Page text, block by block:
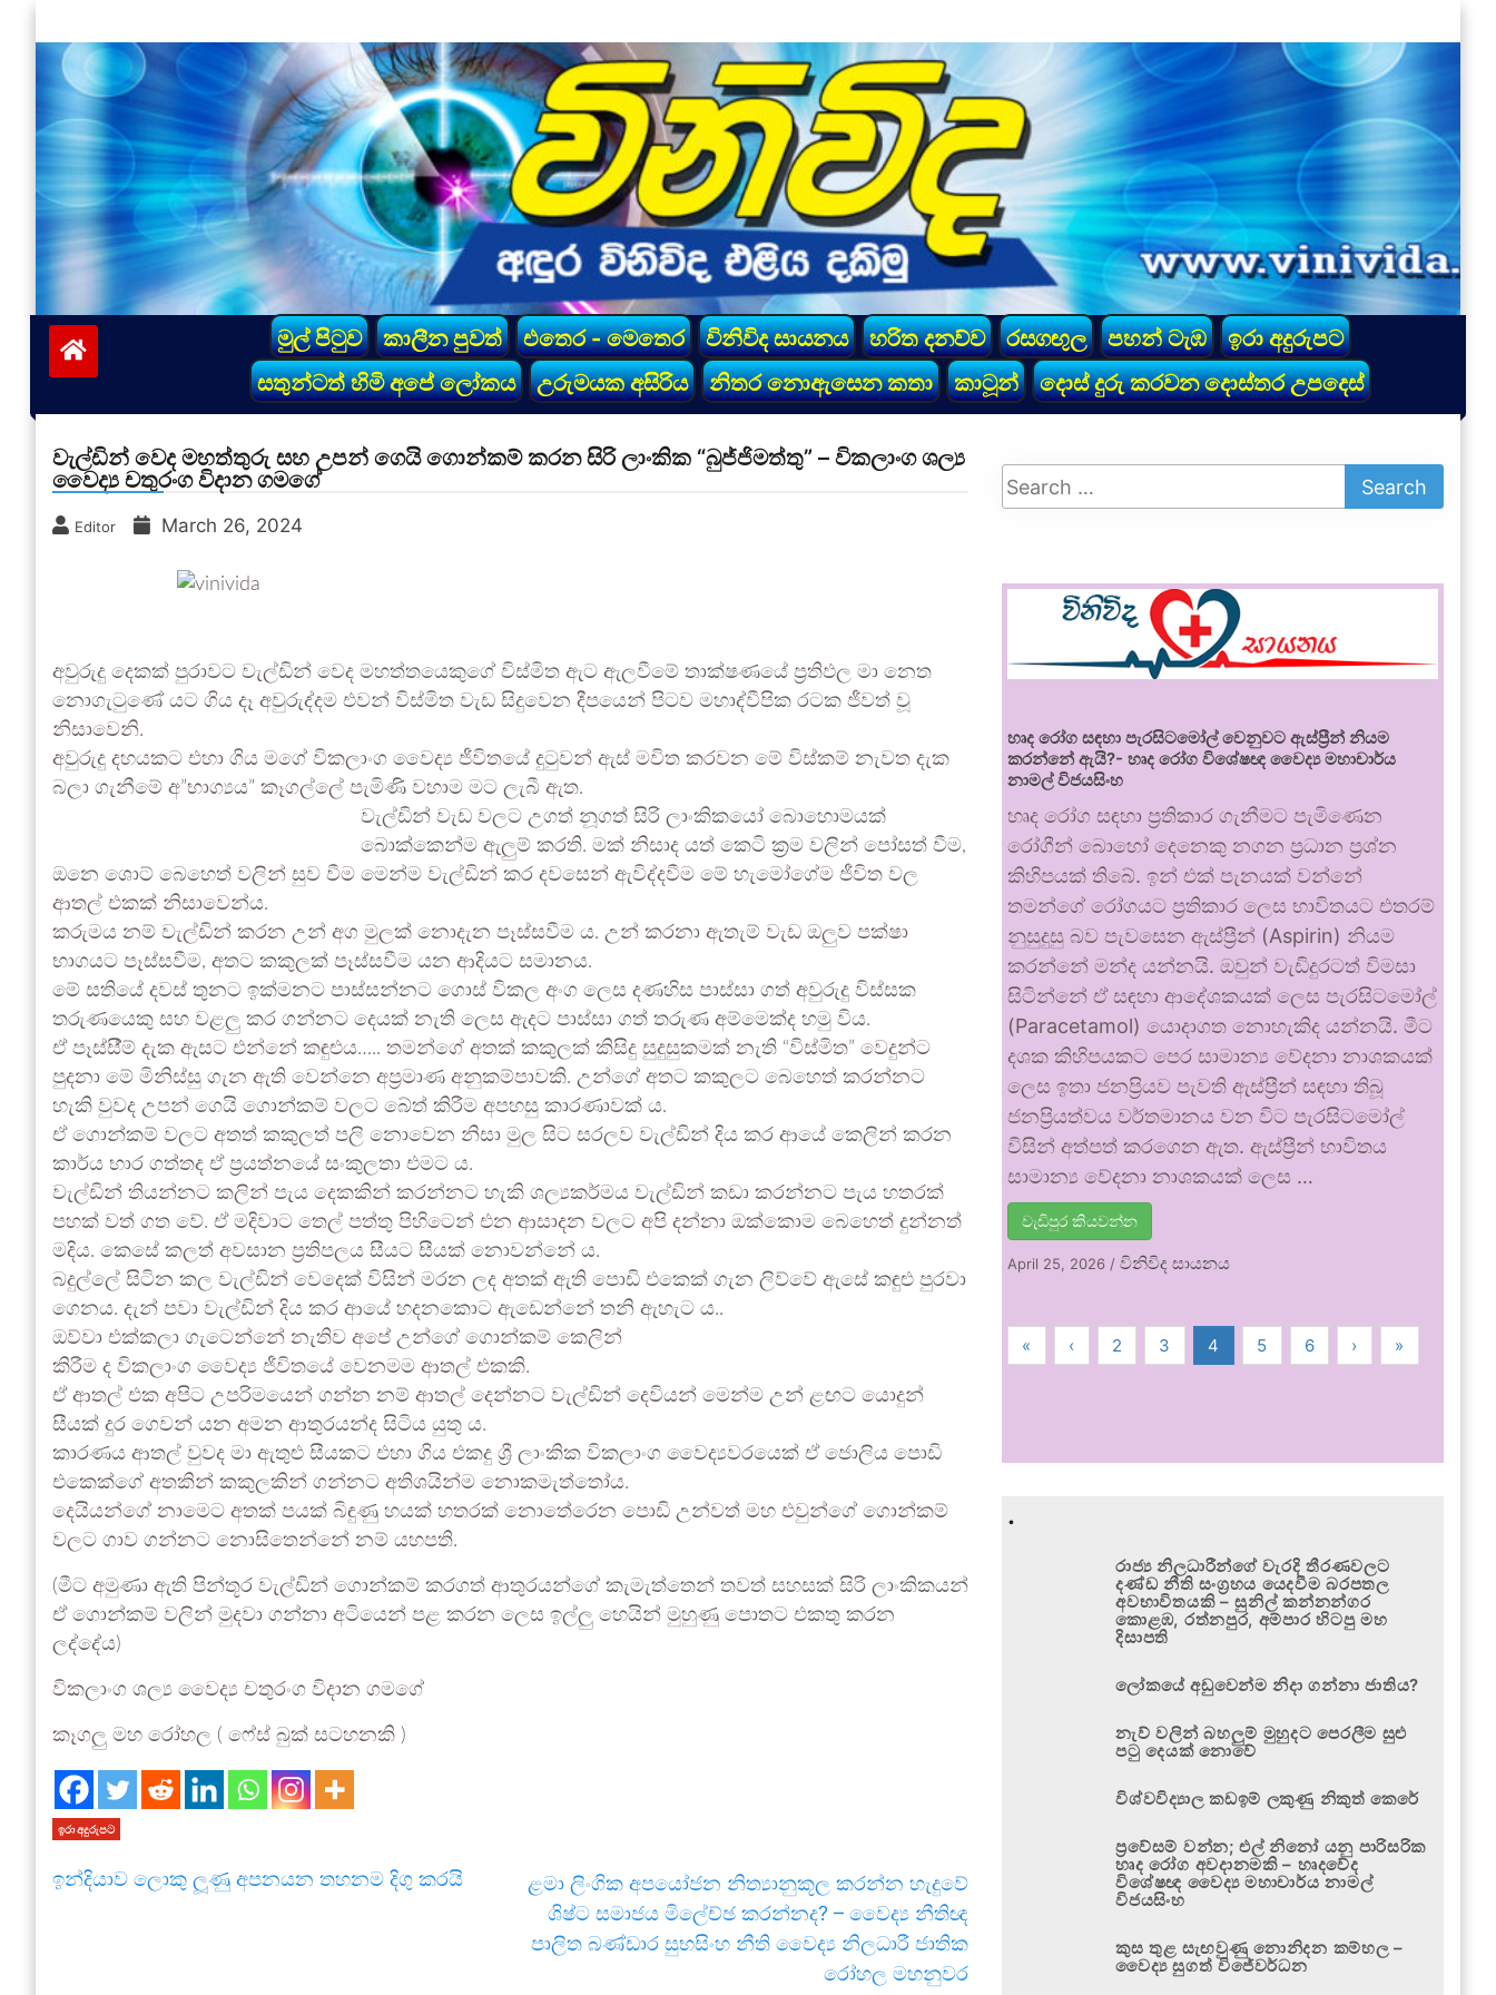
to
content
vinivida.lk
මුල් පිටුව කාලීන පුවත් එතෙර - මෙතෙර විනිවිද සායනය හරිත දනව්ව රසගඟුල පහන් ටැඹ
ඉරා අදුරුපට
සතුන්ටත් හිමි අපේ ලෝකය
උරුමයක අසිරිය නිතර නොඇසෙන කතා කාටූන් දොස් දුරු කරවන දොස්තර උපදෙස්
වැල්ඩින් වෙද මහත්තුරු සහ උපන් ගෙයි ගොන්කම් කරන සිරි ලාංකික “බුජ්ජිමත්තු” – විකලාංග ශල්‍ය
වෛද්‍ය චතුරංග විදාන ගමගේ
Editor March 26, 2024
අවුරුදු දෙකක් පුරාවට වැල්ඩින් වෙද මහත්තයෙකුගේ විස්මිත ඇට ඇලවීමේ තාක්ෂණයේ ප්‍රතිඵල මා නෙත
නොගැටුණේ යට ගිය දෑ අවුරුද්දම එවන් විස්මිත වැඩ සිදුවෙන දීපයෙන් පිටව මහාද්වීපික රටක ජීවත් වූ
නිසාවෙනි.
අවුරුදු දහයකට එහා ගිය මගේ විකලාංග වෛද්‍ය ජීවිතයේ දුටුවන් ඇස් මවිත කරවන මේ විස්කම් නැවත දැක
බලා ගැනීමේ අ”භාග්‍යය” කෑගල්ලේ පැමිණි වහාම මට ලැබී ඇත.
වැල්ඩින් වැඩ වලට උගත් නූගත් සිරි ලාංකිකයෝ බොහොමයක්
බොක්කෙන්ම ඇලුම් කරති. මක්‌ නිසාද යත් කෙටි ක්‍රම වලින් පෝසත් වීම,
ඔනෙ ශොට් බෙහෙත් වලින් සුව වීම මෙන්ම වැල්ඩින් කර දවසෙන් ඇවිද්දවීම මේ හැමෝගේම ජීවිත වල
ආතල් එකක් නිසාවෙන්ය.
කරුමය නම් වැල්ඩින් කරන උන් අග මුලක් නොදැන පෑස්සවීම ය. උන් කරනා ඇතැම් වැඩ ඔලුව පක්ෂා
භාගයට පෑස්සවීම, අතට කකුලක් පෑස්සවීම යන ආදියට සමානය.
මේ සතියේ දවස් තුනට ඉක්මනට පාස්සන්නට ගොස් විකල අංග ලෙස දණහිස පාස්සා ගත් අවුරුදු විස්සක
තරුණයෙකු සහ වළලු කර ගන්නට දෙයක් නැති ලෙස ඇදට පාස්සා ගත් තරුණ අම්මෙක්ද හමු විය.
ඒ පෑස්සී්ම් දැක ඇසට එන්නේ කඳුළුය….. තමන්ගේ අතක් කකුලක් කිසිදු සුදුසුකමක් නැති “විස්මිත” වෙදුන්ට
පුදනා මේ මිනිස්සු ගැන ඇති වෙන්නෙ අප්‍රමාණ අනුකම්පාවකි. උන්ගේ අතට කකුලට බෙහෙත් කරන්නට
හැකි වුවද උපන් ගෙයි ගොන්කම් වලට බේත් කිරීම අපහසු කාරණාවක් ය.
ඒ ගොන්කම් වලට අතත් කකුලත් පලි නොවෙන නිසා මුල සිට සරලව වැල්ඩින් දිය කර ආයේ කෙලින් කරන
කාර්ය භාර ගත්තද ඒ ප්‍රයත්නයේ සංකුලතා එමට ය.
වැල්ඩින් තියන්නට කලින් පැය දෙකකින් කරන්නට හැකි ශල්‍යකර්මය වැල්ඩින් කඩා කරන්නට පැය හතරක්
පහක් වත් ගත වේ. ඒ මදිවාට තෙල් පත්තු පිහිටෙන් එන ආසාදන වලට අපි දන්නා ඔක්කොම බෙහෙත් දුන්නත්
මදිය. කෙසේ කලත් අවසාන ප්‍රතිපලය සීයට සීයක්‌ නොවන්නේ ය.
බදුල්ලේ සිටින කල වැල්ඩින් වෙදෙක් විසින් මරන ලද අතක් ඇති පොඩි එකෙක් ගැන ලිව්වේ ඇසේ කඳුළු පුරවා
ගෙනය. දැන් පවා වැල්ඩින් දිය කර ආයේ හදනකොට ඇඩෙන්නේ තනි ඇහැට ය..
ඔව්වා එක්කලා ගැටෙන්නේ නැතිව අපේ උන්ගේ ගොන්කම් කෙලින්
කිරීම ද විකලාංග වෛද්‍ය ජීවිතයේ වෙනමම ආතල් එකකි.
ඒ ආතල් එක අපිට උපරිමයෙන් ගන්න නම් ආතල් දෙන්නට වැල්ඩින් දෙවියන් මෙන්ම උන් ළඟට යොදුන්
සීයක්‌ දුර ගෙවන් යන අමන ආතුරයන්ද සිටිය යුතු ය.
කාරණය ආතල් වුවද මා ඇතුළු සීයකට එහා ගිය එකදු ශ්‍රී ලාංකික විකලාංග වෛද්‍යවරයෙක් ඒ ජොලිය පොඩි
එකෙක්ගේ අතකින් කකුලකින් ගන්නට අතිශයින්ම නොකමැත්තෝය.
දෙයියන්ගේ නාමෙට අතක් පයක් බිඳුණු හයක් හතරක් නොතේරෙන පොඩි උන්වත් මහ එවුන්ගේ ගොන්කම්
වලට ගාව ගන්නට නොසිතෙන්නේ නම් යහපති.
(මීට අමුණා ඇති පින්තූර වැල්ඩින් ගොන්කම් කරගත් ආතුරයන්ගේ කැමැත්තෙන් තවත් සහසක් සිරි ලාංකිකයන්
ඒ ගොන්කම් වලින් මුදවා ගන්නා අටියෙන් පළ කරන ලෙස ඉල්ලු හෙයින් මුහුණු පොතට එකතු කරන
ලද්දේය)
විකලාංග ශල්‍ය වෛද්‍ය චතුරංග විදාන ගමගේ
කෑගලු මහ රෝහල ( ෆේස් බුක් සටහනකි )
ඉරා අදුරුපට
ඉන්දියාව ලොකු ලූණු අපනයන තහනම දිගු කරයි
ළමා ලිංගික අපයෝජන නිත්‍යානුකූල කරන්න හැදුවේ
ශිෂ්ට සමාජය මිලේච්ඡ කරන්නද? – වෛද්‍ය නීතිඥ
පාලිත බණ්ඩාර සුභසිංහ නීති වෛද්‍ය නිලධාරී ජාතික
රෝහල මහනුවර
හෘද රෝග සඳහා පැරසිටමෝල් වෙනුවට ඇස්ප්‍රීන් නියම
කරන්නේ ඇයි?- හෘද රෝග විශේෂඥ වෛද්‍ය මහාචාර්ය
නාමල් විජයසිංහ
හෘද රෝග සඳහා ප්‍රතිකාර ගැනීමට පැමිණෙන
රෝගීන් බොහෝ දෙනෙකු නගන ප්‍රධාන ප්‍රශ්න
කිහිපයක් තිබේ. ඉන් එක් පැනයක් වන්නේ
තමන්ගේ රෝගයට ප්‍රතිකාර ලෙස භාවිතයට එතරම්
නුසුදුසු බව පැවසෙන ඇස්ප්‍රීන් (Aspirin) නියම
කරන්නේ මන්ද යන්නයි. ඔවුන් වැඩිදුරටත් විමසා
සිටින්නේ ඒ සඳහා ආදේශකයක් ලෙස පැරසිටමෝල්
(Paracetamol) යොදාගත නොහැකිද යන්නයි. මීට
දශක කිහිපයකට පෙර සාමාන්‍ය වේදනා නාශකයක්
ලෙස ඉතා ජනප්‍රියව පැවති ඇස්ප්‍රීන් සඳහා තිබූ
ජනප්‍රියත්වය වර්තමානය වන විට පැරසිටමෝල්
විසින් අත්පත් කරගෙන ඇත. ඇස්ප්‍රීන් භාවිතය
සාමාන්‍ය වේදනා නාශකයක් ලෙස …
වැඩිපුර කියවන්න
April 25, 2026 /විනිවිද සායනය
« ‹ 2 3 4 5 6 › »
.
රාජ්‍ය නිලධාරීන්ගේ වැරදි තීරණවලට
දණ්ඩ නීති සංග්‍රහය යෙදවීම බරපතල
අවභාවිතයකි – සුනිල් කන්නන්ගර
කොළඹ, රත්නපුර, අම්පාර හිටපු මහ
දිසාපති
ලෝකයේ අඩුවෙන්ම නිදා ගන්නා ජාතිය?
නැව් වලින් බහලුම් මුහුදට පෙරලීම සුළු
පටු දෙයක් නොවේ
විශ්වවිද්‍යාල කඩඉම් ලකුණු නිකුත් කෙරේ
ප්‍රවේසම් වන්න; එල් නිනෝ යනු පාරිසරික
හෘද රෝග අවදානමකි – හෘදවේද
විශේෂඥ වෛද්‍ය මහාචාර්ය නාමල්
විජයසිංහ
කුස තුළ සැඟවුණු නොනිදන කම්හල –
වෛද්‍ය සුගත් විජේවර්ධන